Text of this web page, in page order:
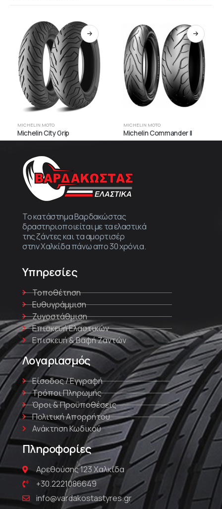
MICHELIN MOTO
Michelin City Grip
MICHELIN MOTO
Michelin Commander II
Το κατάστημα Βαρδακώστας
δραστηριοποιείται με τα ελαστικά
της ζάντες και τα αμορτισέρ
στην Χαλκίδα πάνω απο 30 χρόνια.
Υπηρεσίες
Τοποθέτηση
Ευθυγράμμιση
Ζυγοστάθμιση
Επισκευή Ελαστικών
Επισκευή & Βαφή Ζαντών
Λογαριασμός
Είσοδος / Εγγραφή
Τρόποι Πληρωμής
Όροι & Προϋποθέσεις
Πολιτική Απορρήτου
Ανάκτηση Κωδικού
Πληροφορίες
Αρεθούσης 123 Χαλκίδα
+30.2221086649
info@vardakostastyres.gr